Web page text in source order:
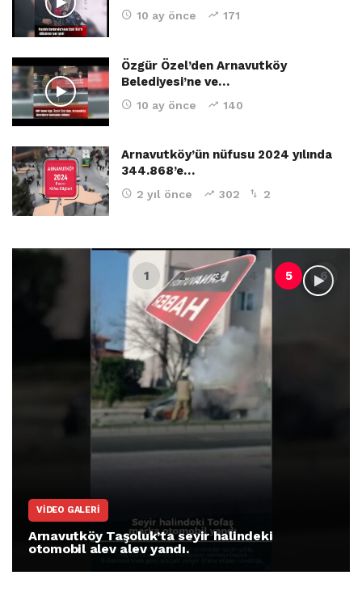
10 ay önce 171
Özgür Özel’den Arnavutköy
Belediyesi’ne ve…
10 ay önce 140
Arnavutköy’ün nüfusu 2024 yılında
344.868’e…
2 yıl önce 302 2
VIDEO GALERI
Arnavutköy Taşoluk’ta seyir halindeki
otomobil alev alev yandı.